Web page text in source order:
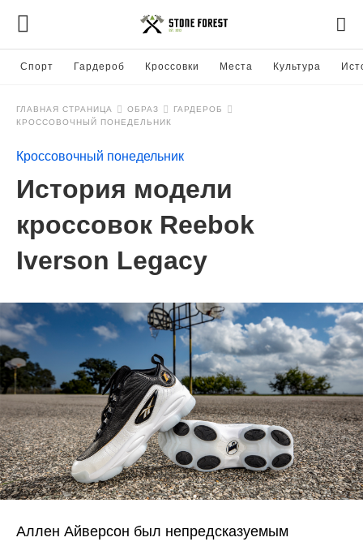
Спорт Гардероб Кроссовки Места Культура
ГЛАВНАЯ СТРАНИЦА ОБРАЗ
ГАРДЕРОБ
КРОССОВОЧНЫЙ ПОНЕДЕЛЬНИК
Кроссовочный понедельник
История модели
кроссовок Reebok
Iverson Legacy
Аллен Айверсон был непредсказуемым